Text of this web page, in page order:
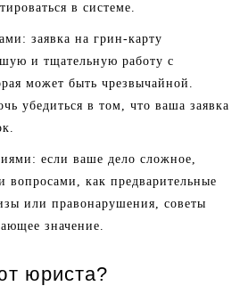
в системе.
заявка на грин-карту
и тщательную работу с
может быть чрезвычайной.
убедиться в том, что ваша заявка
если ваше дело сложное,
вопросами, как предварительные
или правонарушения, советы
значение.
юриста?